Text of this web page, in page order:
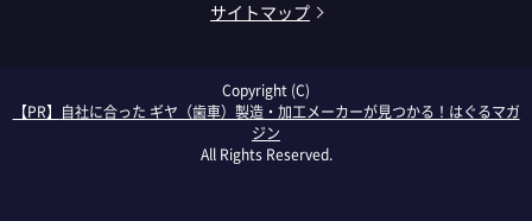
サイトマップ
Copyright (C)
自社に合った ギヤ（歯車）製造・加工メーカーが見つかる！はぐるマガ
ジン
All Rights Reserved.